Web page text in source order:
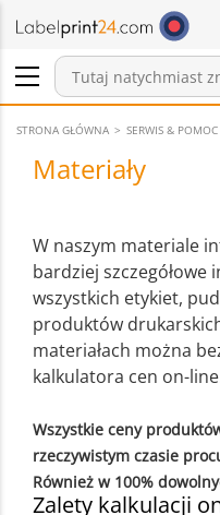
Zaloguj się /
Pozycji w
Wiadomości
STRONA GŁÓWNA SERWIS & POMOC
Materiały
W naszym materiale
bardziej
wszystkich etykiet,
produktów
materiałach można
kalkulatora cen on-
Wszystkie ceny
rzeczywistym czasie
Również w 100%
Zalety kalkulacji